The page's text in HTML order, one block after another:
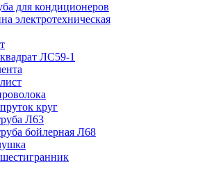
для кондиционеров
электротехническая
ЛС59-1
круг
Л63
бойлерная Л68